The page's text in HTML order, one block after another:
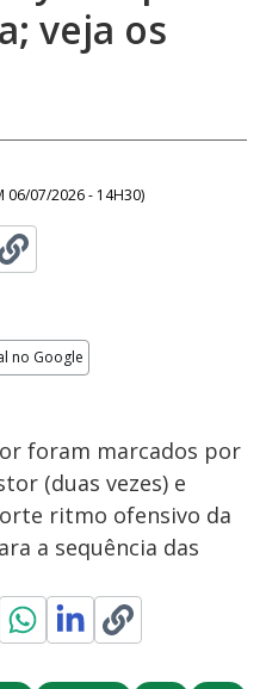
veja os
06/07/2026 - 14H30)
no Google
foram marcados por
(duas vezes) e
ritmo ofensivo da
a sequência das